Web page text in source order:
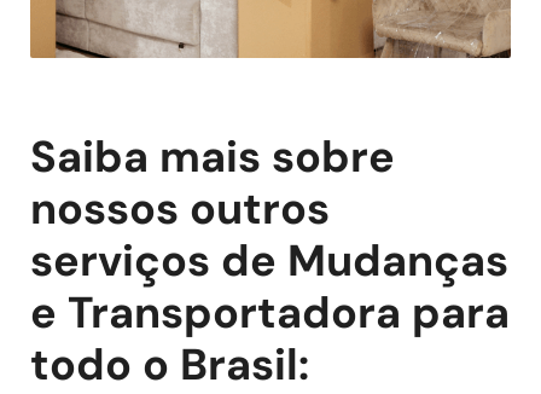
Saiba mais sobre
nossos outros
serviços de Mudanças
e Transportadora para
todo o Brasil: